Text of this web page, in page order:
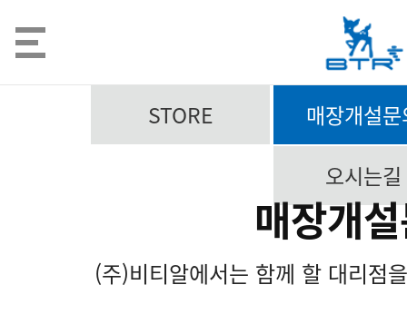
STORE
매장개설
오시는길
매장개
(주)비티알에서는 함께 할 대리점